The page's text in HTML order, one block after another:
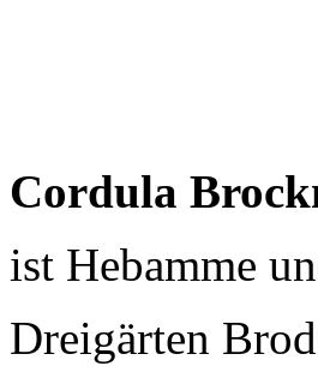
Cordula
ist Hebamme
Dreigärten